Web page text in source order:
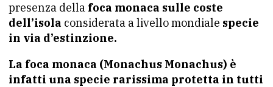
presenza della foca monaca sulle coste
dell’isola considerata a livello mondiale specie
in via d’estinzione.
La foca monaca (Monachus Monachus) è
infatti una specie rarissima protetta in tutti